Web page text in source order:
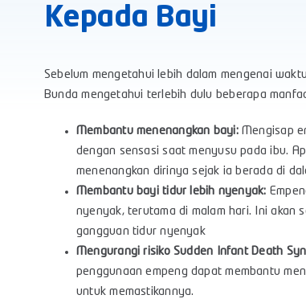
Kepada Bayi
Sebelum mengetahui lebih dalam mengenai
Bunda mengetahui terlebih dulu beberapa
Membantu menenangkan bayi:Mengisap
dengan sensasi saat menyusu pada ibu.
menenangkan dirinya sejak ia berada di
Membantu bayi tidur lebih nyenyak:
nyenyak, terutama di malam hari. Ini akan
gangguan tidur nyenyak
Mengurangi risiko Sudden Infant Death
penggunaan empeng dapat membantu
untuk memastikannya.